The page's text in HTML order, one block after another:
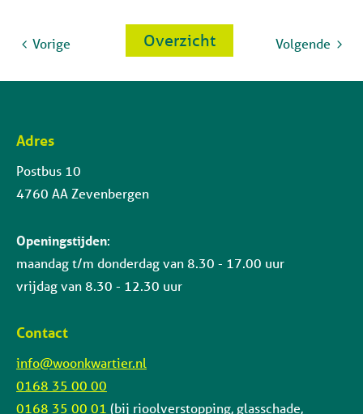
Volgende
Overzicht
Vorige
Contactinformatie
Adres
Postbus 10
4760 AA Zevenbergen
Openingstijden:
maandag t/m donderdag van 8.30 - 17.00 uur
vrijdag van 8.30 - 12.30 uur
Contact
info@woonkwartier.nl
0168 35 00 00
0168 35 00 01 (bij rioolverstopping, glasschade,